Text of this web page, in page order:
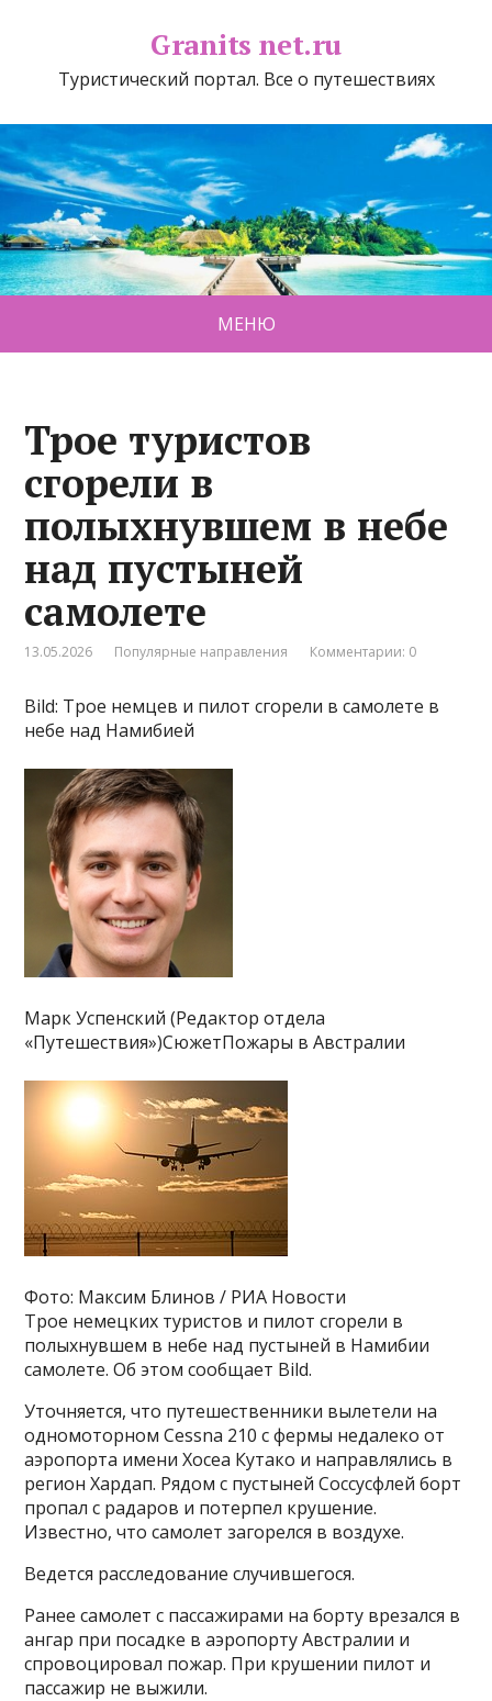
Granits net.ru
Туристический портал. Все о путешествиях
МЕНЮ
Трое туристов
сгорели в
полыхнувшем в небе
над пустыней
самолете
13.05.2026 Популярные направления Комментарии: 0
Bild: Трое немцев и пилот сгорели в самолете в
небе над Намибией
Марк Успенский (Редактор отдела
«Путешествия»)СюжетПожары в Австралии
Фото: Максим Блинов / РИА Новости
Трое немецких туристов и пилот сгорели в
полыхнувшем в небе над пустыней в Намибии
самолете. Об этом сообщает Bild.
Уточняется, что путешественники вылетели на
одномоторном Cessna 210 с фермы недалеко от
аэропорта имени Хосеа Кутако и направлялись в
регион Хардап. Рядом с пустыней Соссусфлей борт
пропал с радаров и потерпел крушение.
Известно, что самолет загорелся в воздухе.
Ведется расследование случившегося.
Ранее самолет с пассажирами на борту врезался в
ангар при посадке в аэропорту Австралии и
спровоцировал пожар. При крушении пилот и
пассажир не выжили.